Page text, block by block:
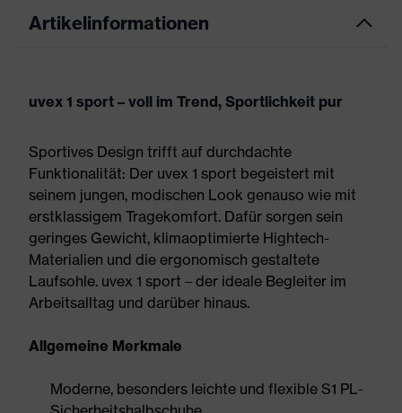
Artikelinformationen
uvex 1 sport – voll im Trend, Sportlichkeit pur
Sportives Design trifft auf durchdachte
Funktionalität: Der uvex 1 sport begeistert mit
seinem jungen, modischen Look genauso wie mit
erstklassigem Tragekomfort. Dafür sorgen sein
geringes Gewicht, klimaoptimierte Hightech-
Materialien und die ergonomisch gestaltete
Laufsohle. uvex 1 sport – der ideale Begleiter im
Arbeitsalltag und darüber hinaus.
Allgemeine Merkmale
Moderne, besonders leichte und flexible S1 PL-